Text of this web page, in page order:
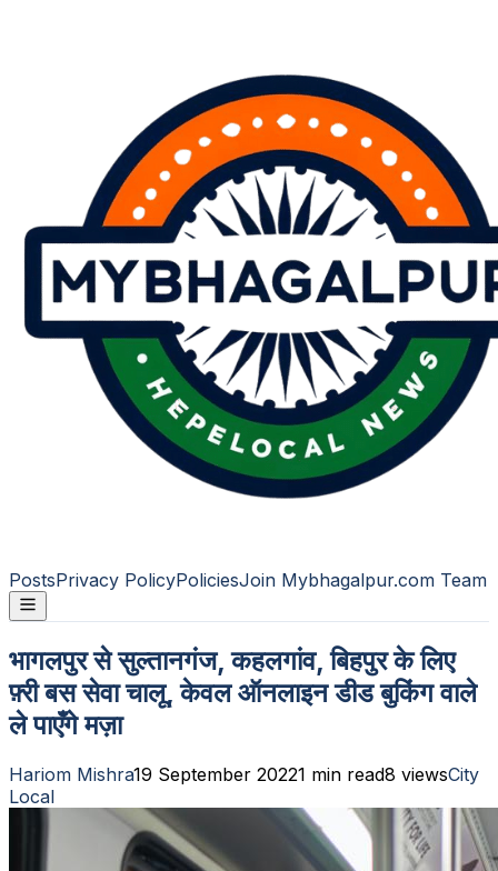
PostsPrivacy PolicyPoliciesJoin Mybhagalpur.com Team
भागलपुर से सुल्तानगंज, कहलगांव, बिहपुर के लिए
फ़्री बस सेवा चालू, केवल ऑनलाइन डीड बुकिंग वाले
ले पाएँगे मज़ा
Hariom Mishra19 September 20221 min read8 viewsCity
Local